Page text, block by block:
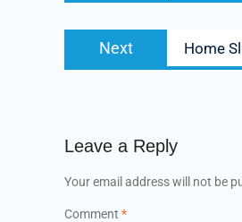
Next
post:
Home
Leave a Reply
Your email address will not be
Comment *